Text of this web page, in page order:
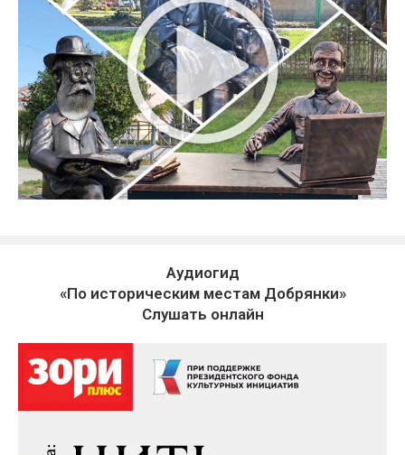
Аудиогид
«По историческим местам Добрянки»
Слушать онлайн